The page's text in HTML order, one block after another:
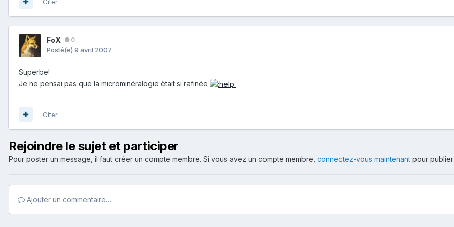
FoX 0
Posté(e) 9 avril 2007
Superbe!
Je ne pensai pas que la microminéralogie ètait si rafinée
Citer
Rejoindre le sujet et participer
Pour poster un message, il faut créer un compte membre. Si vous avez un compte membre, connectez-vous maintenant pour
Ajouter un commentaire…